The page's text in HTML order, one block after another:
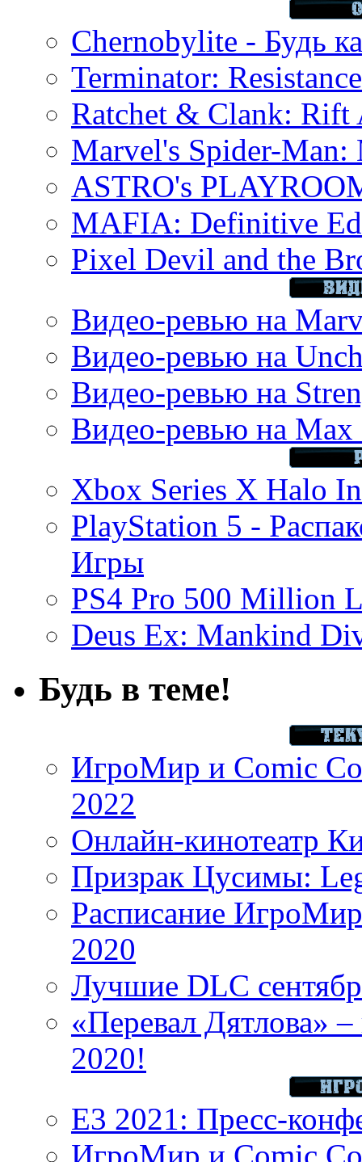
Chernobylite - Будь
Terminator:
Ratchet & Clank: Rift
Marvel's Spider-Man:
ASTRO's
MAFIA: Definitive
Pixel Devil and the
Видео-ревью на
Видео-ревью на
Видео-ревью на
Видео-ревью на Max
Xbox Series X Halo
PlayStation 5 -
Игры
PS4 Pro 500 Million
Deus Ex: Mankind
Будь в теме!
ИгроМир и Comic
2022
Онлайн-кинотеатр
Призрак Цусимы:
Расписание
2020
Лучшие DLC
«Перевал Дятлова»
2020!
E3 2021: Пресс-